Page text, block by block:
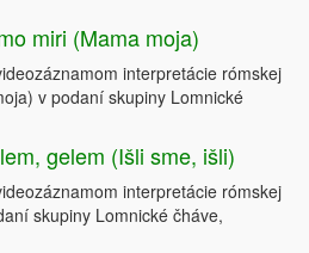
miri (Mama moja)
interpretácie rómskej
v podaní skupiny Lomnické
gelem (Išli sme, išli)
interpretácie rómskej
skupiny Lomnické čháve,